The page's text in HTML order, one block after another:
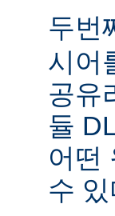
두번
시어
공유
듈
어떤
수 있